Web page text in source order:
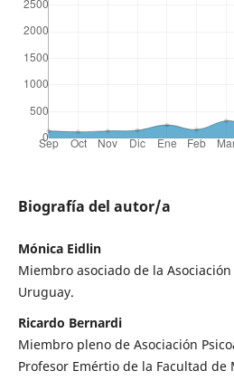
Biografía del autor/a
Mónica Eidlin
Miembro asociado de la
Uruguay.
Ricardo Bernardi
Miembro pleno de Asociación
Profesor Emértio de la Facultad de